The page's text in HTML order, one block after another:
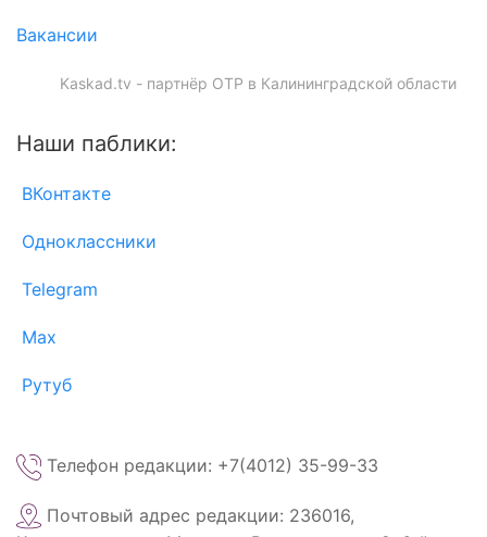
Вакансии
Kaskad.tv - партнёр ОТР в Калининградской области
Наши паблики:
ВКонтакте
Одноклассники
Telegram
Max
Рутуб
Телефон редакции: +7(4012) 35-99-33
Почтовый адрес редакции: 236016,